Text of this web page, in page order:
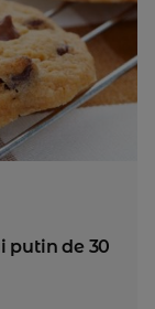
putin de 30